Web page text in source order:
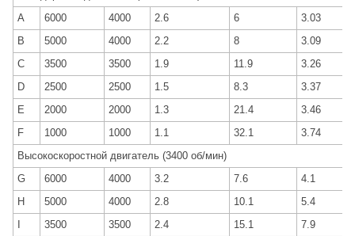
A
6000 4000 2.6 6
3.03
B
5000 4000 2.2 8
3.09
C
3500 3500 1.9 11.9
3.26
D
2500 2500 1.5 8.3
3.37
E
2000 2000 1.3 21.4
3.46
F
1000 1000 1.1 32.1
3.74
Высокоскоростной двигатель (3400 об/мин)
G
6000 4000 3.2 7.6
4.1
H
5000 4000 2.8 10.1
5.4
3500 3500 2.4 15.1
7.9